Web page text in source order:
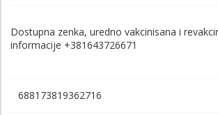
Dostupna zenka, uredno vakcinisana i
informacije +381643726671
688173819362716